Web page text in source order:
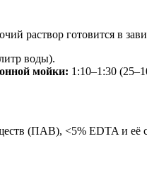
раствор готовится в
воды).
мойки: 1:10–1:30
(ПАВ), <5% EDTA и её